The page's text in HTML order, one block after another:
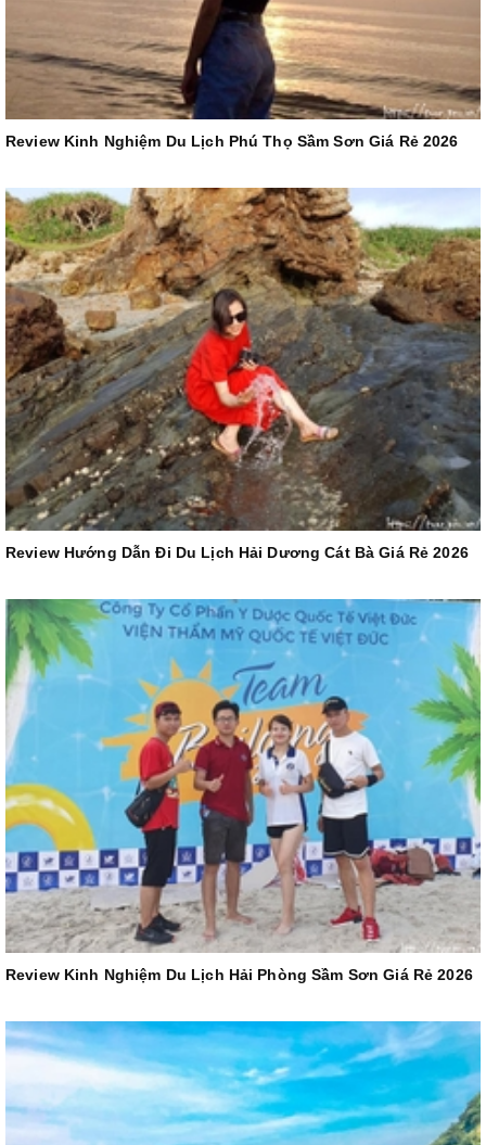
Review Kinh Nghiệm Du Lịch Phú Thọ Sầm Sơn Giá Rẻ 2026
Review Hướng Dẫn Đi Du Lịch Hải Dương Cát Bà Giá Rẻ 2026
Review Kinh Nghiệm Du Lịch Hải Phòng Sầm Sơn Giá Rẻ 2026